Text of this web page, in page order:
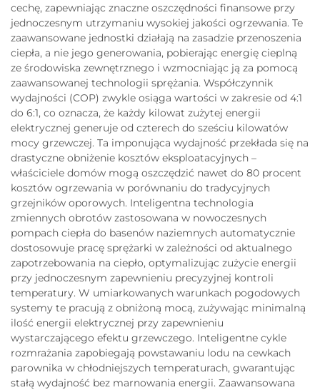
cechę, zapewniając znaczne oszczędności finansowe przy
jednoczesnym utrzymaniu wysokiej jakości ogrzewania. Te
zaawansowane jednostki działają na zasadzie przenoszenia
ciepła, a nie jego generowania, pobierając energię cieplną
ze środowiska zewnętrznego i wzmocniając ją za pomocą
zaawansowanej technologii sprężania. Współczynnik
wydajności (COP) zwykle osiąga wartości w zakresie od 4:1
do 6:1, co oznacza, że każdy kilowat zużytej energii
elektrycznej generuje od czterech do sześciu kilowatów
mocy grzewczej. Ta imponująca wydajność przekłada się na
drastyczne obniżenie kosztów eksploatacyjnych –
właściciele domów mogą oszczędzić nawet do 80 procent
kosztów ogrzewania w porównaniu do tradycyjnych
grzejników oporowych. Inteligentna technologia
zmiennych obrotów zastosowana w nowoczesnych
pompach ciepła do basenów naziemnych automatycznie
dostosowuje pracę sprężarki w zależności od aktualnego
zapotrzebowania na ciepło, optymalizując zużycie energii
przy jednoczesnym zapewnieniu precyzyjnej kontroli
temperatury. W umiarkowanych warunkach pogodowych
systemy te pracują z obniżoną mocą, zużywając minimalną
ilość energii elektrycznej przy zapewnieniu
wystarczającego efektu grzewczego. Inteligentne cykle
rozmrażania zapobiegają powstawaniu lodu na cewkach
parownika w chłodniejszych temperaturach, gwarantując
stałą wydajność bez marnowania energii. Zaawansowana